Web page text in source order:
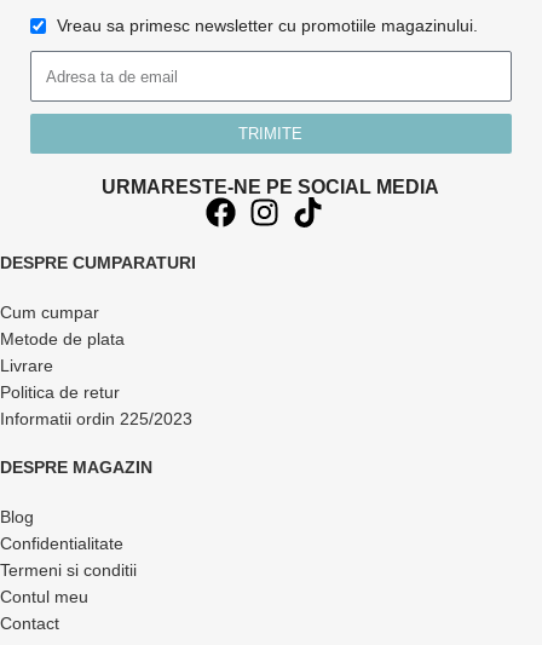
Vreau sa primesc newsletter cu promotiile magazinului.
TRIMITE
URMARESTE-NE PE SOCIAL MEDIA
DESPRE CUMPARATURI
Cum cumpar
Metode de plata
Livrare
Politica de retur
Informatii ordin 225/2023
DESPRE MAGAZIN
Blog
Confidentialitate
Termeni si conditii
Contul meu
Contact